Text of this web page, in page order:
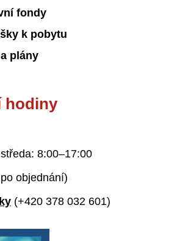
fondy
k pobytu
plány
hodiny
8:00–17:00
objednání)
(+420 378 032 601)